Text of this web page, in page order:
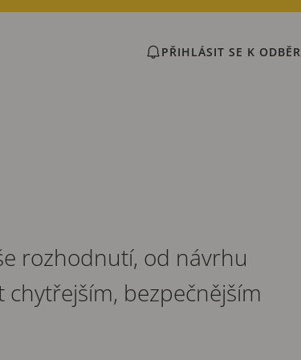
PŘIHLÁSIT SE K
rozhodnutí, od návrhu
bezpečnějším